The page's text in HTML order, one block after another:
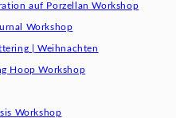
auf Porzellan Workshop
Workshop
| Weihnachten
Hoop Workshop
Workshop